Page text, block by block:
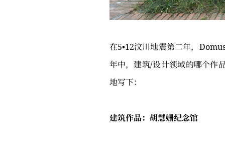
在5•12汶川地震第二年，
年中，建筑/设计领域的哪个作
地写下：
建筑作品：胡慧姗纪念馆